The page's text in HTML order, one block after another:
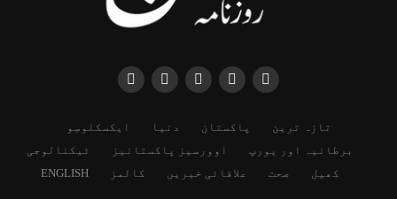
تازہ ترین پاکستان دنیا
ایکسکلوسِو
برطانیہ اور یورپ
اوورسیز پاکستانیز
ٹیکنالوجی
کھیل
صحت علاقائی خبریں کالمز ENGLISH